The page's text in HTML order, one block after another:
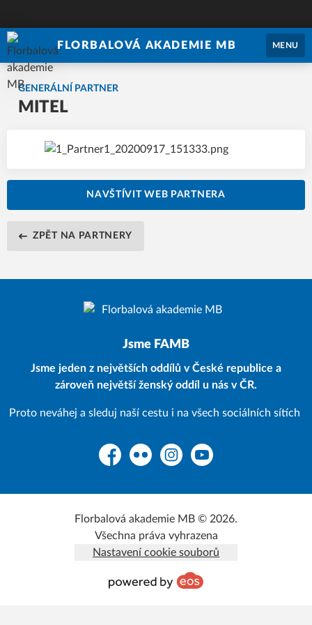
FLORBALOVÁ AKADEMIE MB MENU
GENERÁLNÍ PARTNER
MITEL
NAVŠTÍVIT WEB PARTNERA
ZPĚT NA PARTNERY
Jsme FAMB
Jsme jeden z největších oddílů v České republice a
zároveň největší ženský oddíl u nás v ČR.
Proto neváhej a sleduj naší cestu i na všech sociálních sítích
FacebookFlickr InstagramYouTube
Florbalová akademie MB © 2026.
Všechna práva vyhrazena
Nastavení cookie souborů